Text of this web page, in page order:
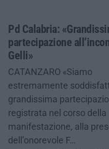
Pd Calabria:
partecipazione
Gelli»
CATANZARO «Siamo
estremamente
grandissima
registrata nel corso della
manifestazione, alla
dell’onorevole F…